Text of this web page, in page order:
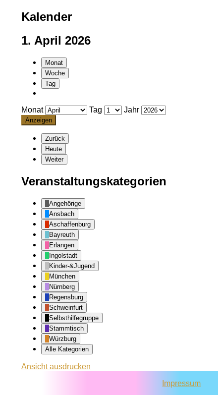
Kalender
1. April 2026
Monat
Woche
Tag
Monat Tag Jahr
Zurück
Heute
Weiter
Veranstaltungskategorien
Angehörige
Ansbach
Aschaffenburg
Bayreuth
Erlangen
Ingolstadt
Kinder-&Jugend
München
Nürnberg
Regensburg
Schweinfurt
Selbsthilfegruppe
Stammtisch
Würzburg
Alle Kategorien
Ansichtausdrucken
Impressum